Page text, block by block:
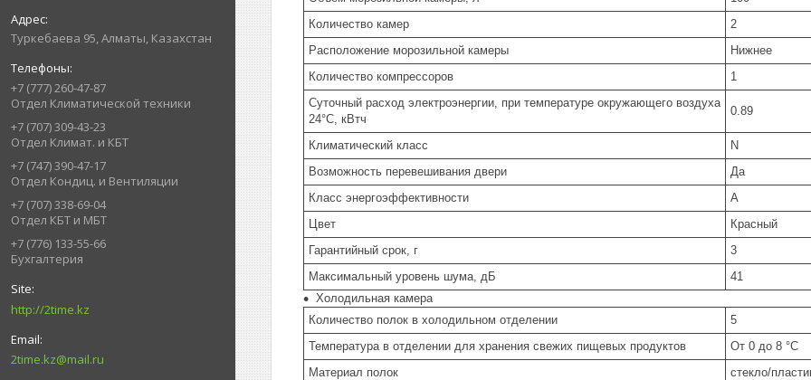
Туркебаева 95, Алматы, Казахстан
+7 (777) 260-47-87
Отдел Климатической техники
+7 (707) 309-43-23
Отдел Климат. и КБТ
+7 (747) 390-47-17
Отдел Кондиц. и Вентиляции
+7 (707) 338-69-04
Отдел КБТ и МБТ
+7 (776) 133-55-66
Бухгалтерия
http://2time.kz
2time.kz@mail.ru
Количество камер
2
Расположение морозильной камеры
Нижнее
Количество компрессоров
1
Суточный расход электроэнергии, при температуре окружающего воздуха
24°C, кВтч
0.89
Климатический класс
N
Возможность перевешивания двери
Да
Класс энергоэффективности
A
Цвет
Красный
Гарантийный срок, г
3
Максимальный уровень шума, дБ
41
Холодильная камера
Количество полок в холодильном отделении
5
Температура в отделении для хранения свежих пищевых продуктов
От 0 до 8 °C
Материал полок
стекло/